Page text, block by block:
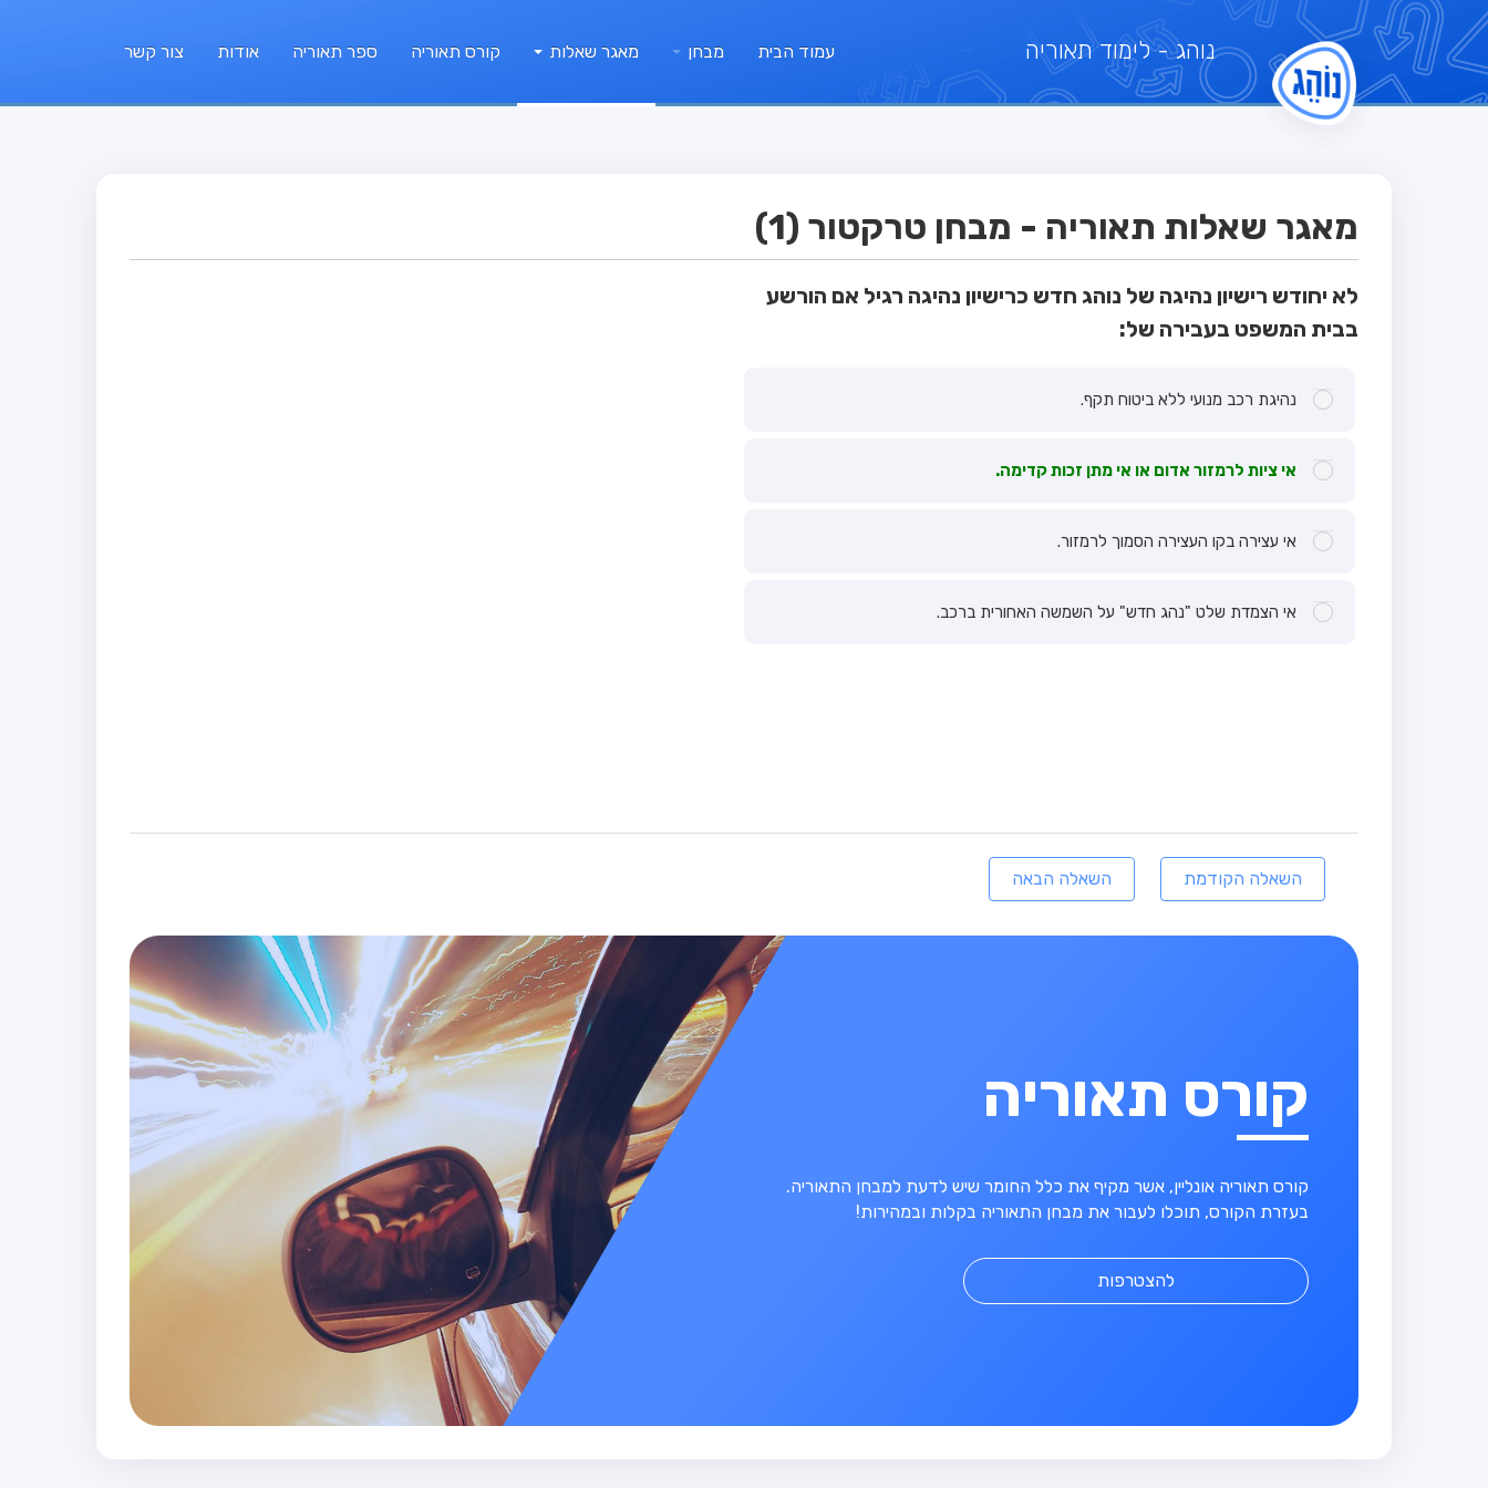
נוהג- לימוד תאוריה עמוד הבית מבחן מאגר שאלות קורס תאוריה ספר תאוריה אודות צור קשר
מאגר שאלות תאוריה - מבחן טרקטור (1)
לא יחודש רישיון נהיגה של נוהג חדש כרישיון נהיגה רגיל אם הורשע
בבית המשפט בעבירה של:
נהיגת רכב מנועי ללא ביטוח תקף.
אי ציות לרמזור אדום או אי מתן זכות קדימה.
אי עצירה בקו העצירה הסמוך לרמזור.
אי הצמדת שלט "נהג חדש" על השמשה האחורית ברכב.
השאלה הקודמת השאלה הבאה
קורס תאוריה
קורס תאוריה אונליין, אשר מקיף את כלל החומר שיש לדעת למבחן התאוריה.
בעזרת הקורס, תוכלו לעבור את מבחן התאוריה בקלות ובמהירות!
להצטרפות